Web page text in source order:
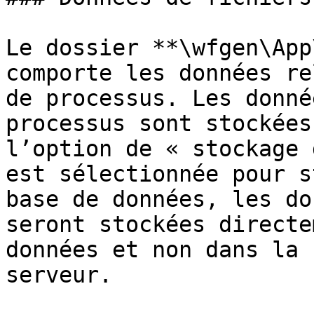
Le dossier
comporte les données
de processus. Les
processus sont
l’option de « stockage
est sélectionnée pour
base de données, les
seront stockées
données et non dans
serveur.